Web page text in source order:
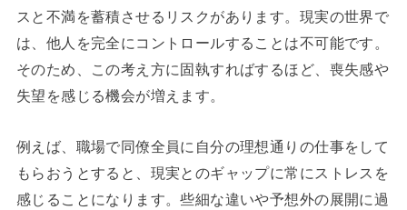
スと不満を蓄積させるリスクがあります。現実の世界で
は、他人を完全にコントロールすることは不可能です。
そのため、この考え方に固執すればするほど、喪失感や
失望を感じる機会が増えます。
例えば、職場で同僚全員に自分の理想通りの仕事をして
もらおうとすると、現実とのギャップに常にストレスを
感じることになります。些細な違いや予想外の展開に過